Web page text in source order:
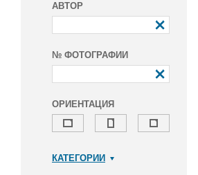
АВТОР
№ ФОТОГРАФИИ
ОРИЕНТАЦИЯ
КАТЕГОРИИ